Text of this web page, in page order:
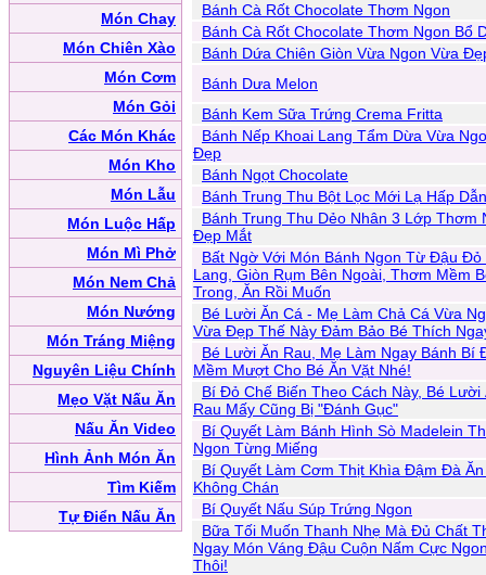
Món Chay
Món Chiên Xào
Món Cơm
Món Gỏi
Các Món Khác
Món Kho
Món Lẫu
Món Luộc Hấp
Món Mì Phở
Món Nem Chả
Món Nướng
Món Tráng Miệng
Nguyên Liệu Chính
Mẹo Vặt Nấu Ăn
Nấu Ăn Video
Hình Ảnh Món Ăn
Tìm Kiếm
Tự Điển Nấu Ăn
Bánh Cà Rốt Chocolate Thơm Ngon
Bánh Cà Rốt Chocolate Thơm Ngon Bổ
Bánh Dứa Chiên Giòn Vừa Ngon Vừa
Bánh Dưa Melon
Bánh Kem Sữa Trứng Crema Fritta
Bánh Nếp Khoai Lang Tẩm Dừa Vừa
Đẹp
Bánh Ngọt Chocolate
Bánh Trung Thu Bột Lọc Mới Lạ Hấp Dẫn
Bánh Trung Thu Dẻo Nhân 3 Lớp Thơm
Đẹp Mắt
Bất Ngờ Với Món Bánh Ngon Từ Đậu Đỏ
Lang, Giòn Rụm Bên Ngoài, Thơm Mềm
Trong, Ăn Rồi Muốn
Bé Lười Ăn Cá - Mẹ Làm Chả Cá Vừa
Vừa Đẹp Thế Này Đảm Bảo Bé Thích
Bé Lười Ăn Rau, Mẹ Làm Ngay Bánh Bí
Mềm Mượt Cho Bé Ăn Vặt Nhé!
Bí Đỏ Chế Biến Theo Cách Này, Bé Lười
Rau Mấy Cũng Bị "Đánh Gục"
Bí Quyết Làm Bánh Hình Sò Madelein
Ngon Từng Miếng
Bí Quyết Làm Cơm Thịt Khìa Đậm Đà
Không Chán
Bí Quyết Nấu Súp Trứng Ngon
Bữa Tối Muốn Thanh Nhẹ Mà Đủ Chất
Ngay Món Váng Đậu Cuộn Nấm Cực
Thôi!